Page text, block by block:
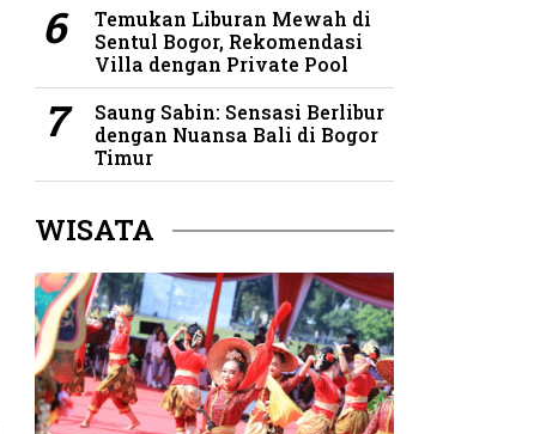
Temukan Liburan Mewah di
Sentul Bogor, Rekomendasi
Villa dengan Private Pool
Saung Sabin: Sensasi Berlibur
dengan Nuansa Bali di Bogor
Timur
WISATA